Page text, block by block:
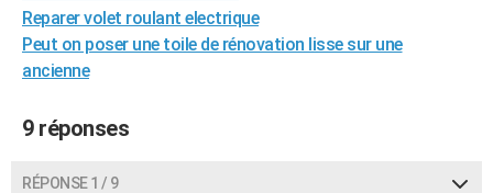
Reparer volet roulant electrique
Peut on poser une toile de rénovation lisse sur une
ancienne
9 réponses
RÉPONSE 1 / 9